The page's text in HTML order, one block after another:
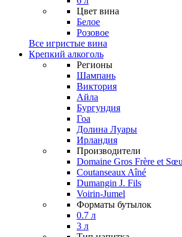
Цвет вина
Белое
Розовое
Все игристые вина
Крепкий алкоголь
Регионы
Шампань
Виктория
Айла
Бургундия
Гоа
Долина Луары
Ирландия
Производители
Domaine Gros Frère et
Coutanseaux Aîné
Dumangin J. Fils
Voirin-Jumel
Форматы бутылок
0.7 л
3 л